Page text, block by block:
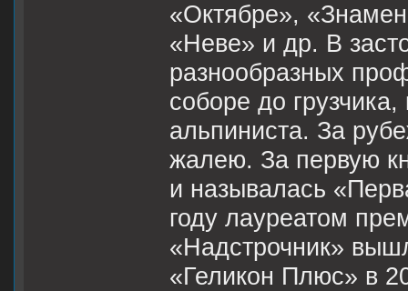
«Октябре»,
«Неве» и др. В
разнообразных
соборе до
альпиниста. За
жалею. За первую
и называлась
году лауреатом
«Надстрочник»
«Геликон Плюс» в